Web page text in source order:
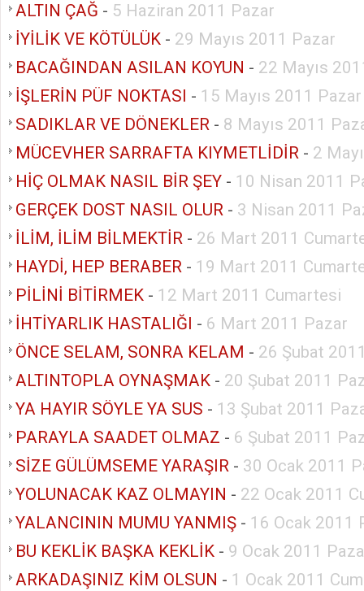
ALTIN ÇAĞ - 5 Haziran 2011 Pazar
İYİLİK VE KÖTÜLÜK - 29 Mayıs 2011 Pazar
BACAĞINDAN ASILAN KOYUN - 22 Mayıs
İŞLERİN PÜF NOKTASI - 15 Mayıs 2011 Pazar
SADIKLAR VE DÖNEKLER - 8 Mayıs 2011
MÜCEVHER SARRAFTA KIYMETLİDİR - 2
HİÇ OLMAK NASIL BİR ŞEY - 10 Nisan 2011
GERÇEK DOST NASIL OLUR - 3 Nisan 2011
İLİM, İLİM BİLMEKTİR - 26 Mart 2011
HAYDİ, HEP BERABER - 19 Mart 2011
PİLİNİ BİTİRMEK - 12 Mart 2011 Cumartesi
İHTİYARLIK HASTALIĞI - 6 Mart 2011 Pazar
ÖNCE SELAM, SONRA KELAM - 26 Şubat
ALTINTOPLA OYNAŞMAK - 20 Şubat 2011
YA HAYIR SÖYLE YA SUS - 13 Şubat 2011
PARAYLA SAADET OLMAZ - 6 Şubat 2011
SİZE GÜLÜMSEME YARAŞIR - 30 Ocak 2011
YOLUNACAK KAZ OLMAYIN - 22 Ocak 2011
YALANCININ MUMU YANMIŞ - 16 Ocak 2011
BU KEKLİK BAŞKA KEKLİK - 9 Ocak 2011
ARKADAŞINIZ KİM OLSUN - 1 Ocak 2011